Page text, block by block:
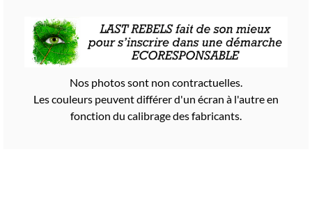
Nos photos sont non contractuelles.
Les couleurs peuvent différer d'un écran à l'autre en
fonction du calibrage des fabricants.